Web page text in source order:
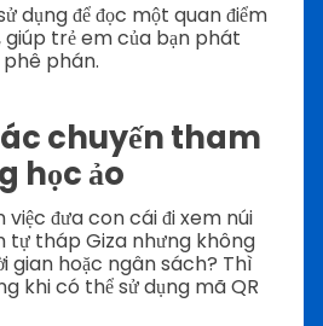
dụng để đọc một quan điểm
giúp trẻ em của bạn phát
phán.
chuyến tham
học ảo
việc đưa con cái đi xem núi
tự tháp Giza nhưng không
gian hoặc ngân sách? Thì
khi có thể sử dụng mã QR